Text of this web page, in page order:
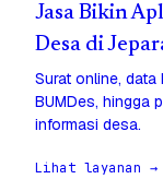
Jasa Bikin
Desa di
Surat online, data
BUMDes, hingga
informasi desa.
Lihat layanan →